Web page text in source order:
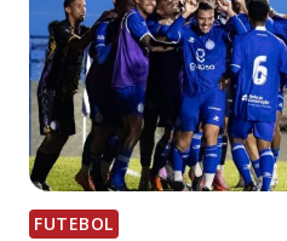
FUTEBOL